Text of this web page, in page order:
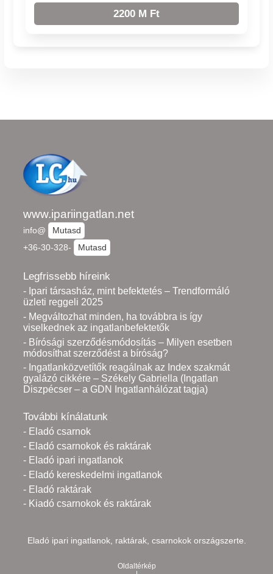
2200 M Ft
www.ipariingatlan.net
info@
Mutasd
+36-30-328-
Mutasd
Legfrissebb híreink
- Ipari társasház, mint befektetés – Trendformáló
üzleti reggeli 2025
- Megváltozhat minden, ha továbbra is így
viselkednek az ingatlanbefektetők
- Bírósági szerződésmódosítás – Milyen esetben
módosíthat szerződést a bíróság?
- Ingatlanközvetítők reagálnak az Index szakmát
gyalázó cikkére – Székely Gabriella (Ingatlan
Diszpécser – a GDN Ingatlanhálózat tagja)
További kínálatunk
- Eladó csarnok
- Eladó csarnokok és raktárak
- Eladó ipari ingatlanok
- Eladó kereskedelmi ingatlanok
- Eladó raktárak
- Kiadó csarnokok és raktárak
Eladó ipari ingatlanok, raktárak, csarnokok országszerte.
Oldaltérkép